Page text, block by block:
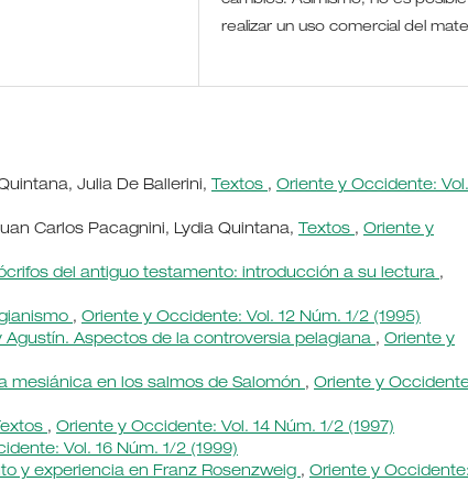
realizar un uso comercial del
Julia De Ballerini, Textos , Oriente y Occidente:
Carlos Pacagnini, Lydia Quintana, Textos , Oriente y
del antiguo testamento: introducción a su lectura ,
, Oriente y Occidente: Vol. 12 Núm. 1/2 (1995)
Agustín. Aspectos de la controversia pelagiana , Oriente y
mesiánica en los salmos de Salomón , Oriente y
, Oriente y Occidente: Vol. 14 Núm. 1/2 (1997)
Vol. 16 Núm. 1/2 (1999)
y experiencia en Franz Rosenzweig , Oriente y Occidente: